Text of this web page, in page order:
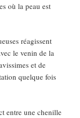
où la peau est
réagissent
le venin de la
et de
quelque fois
entre une chenille